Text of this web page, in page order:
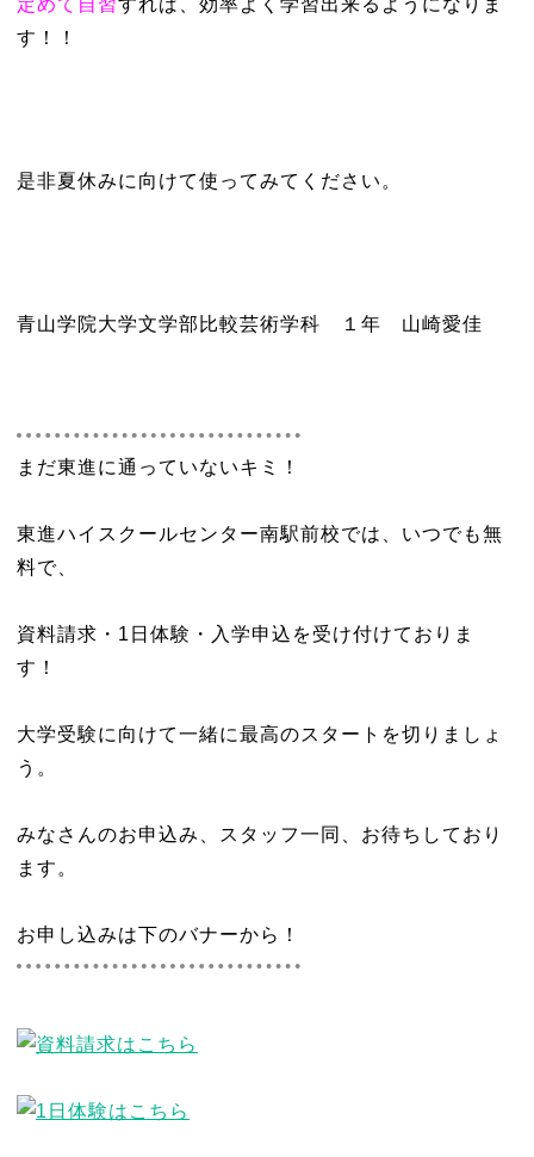
定めて自習すれば、効率よく学習出来るようになりま
す！！
是非夏休みに向けて使ってみてください。
青山学院大学文学部比較芸術学科 １年 山崎愛佳
まだ東進に通っていないキミ！
東進ハイスクールセンター南駅前校では、いつでも無
料で、
資料請求・1日体験・入学申込を受け付けておりま
す！
大学受験に向けて一緒に最高のスタートを切りましょ
う。
みなさんのお申込み、スタッフ一同、お待ちしており
ます。
お申し込みは下のバナーから！